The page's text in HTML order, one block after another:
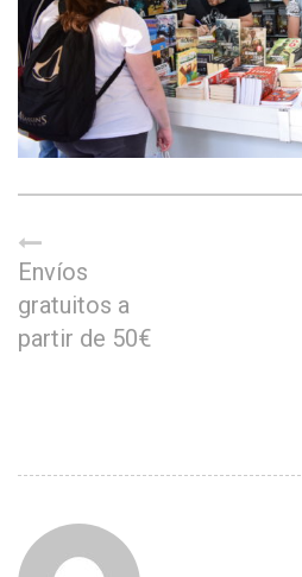
Envíos
gratuitos a
partir de 50€